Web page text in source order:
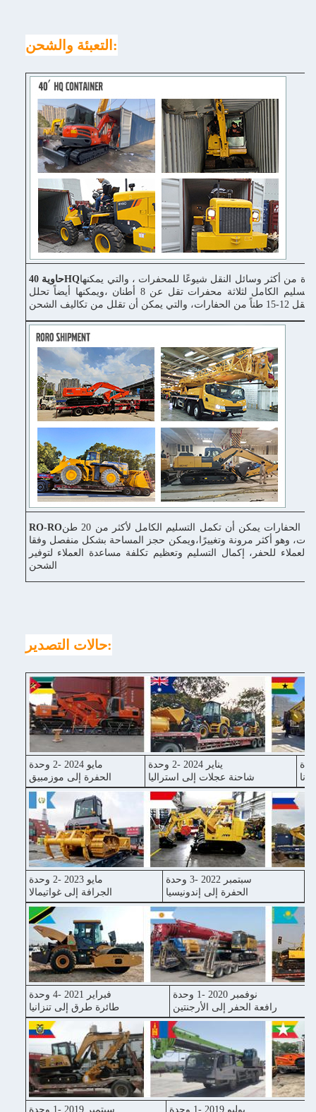
التعبئة والشحن:
حاوية 40HQمن أكثر وسائل النقل شيوعًا للمحفرات ، والتي يمكنها
إكمال التسليم الكامل لثلاثة محفرات تقل عن 8 أطنان ،ويمكنها أيضاً تحلل
ونقل 12-15 طناً من الحفارات، والتي يمكن أن تقلل من تكاليف الشحن
RO-ROوسيلة نقل الحفارات يمكن أن تكمل التسليم الكامل لأكثر من 20 طن
وهو أكثر مرونة وتغييرًا،ويمكن حجز المساحة بشكل منفصل وفقا
العملاء للحفر، إكمال التسليم وتعظيم تكلفة مساعدة العملاء لتوفير
الشحن
حالات التصدير:
مايو 2024 -2 وحدة
الحفرة إلى موزمبيق
يناير 2024 -2 وحدة
شاحنة عجلات إلى استراليا
مايو 2023 -2 وحدة
الجرافة إلى غواتيمالا
سبتمبر 2022 -3 وحدة
الحفرة إلى إندونيسيا
فبراير 2021 -4 وحدة
طائرة طرق إلى تنزانيا
نوفمبر 2020 -1 وحدة
رافعة الحفر إلى الأرجنتين
سبتمبر 2019 -1 وحدة يوليو 2019 -1 وحدة